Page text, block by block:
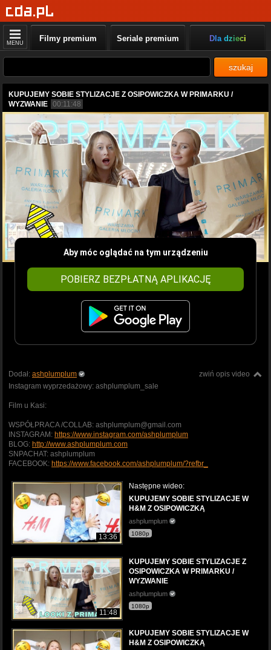
MENU Filmy premium Seriale premium Dla dzieci
szukaj
KUPUJEMY SOBIE STYLIZACJE Z OSIPOWICZKA W PRIMARKU /
WYZWANIE 00:11:48
Aby móc oglądać na tym urządzeniu
POBIERZ BEZPŁATNĄ APLIKACJĘ
zwiń opis video
Dodał: ashplumplum
Instagram wyprzedażowy: ashplumplum_sale
Film u Kasi:
WSPÓŁPRACA /COLLAB: ashplumplum@gmail.com
INSTAGRAM: https://www.instagram.com/ashplumplum
BLOG: http://www.ashplumplum.com
SNPACHAT: ashplumplum
FACEBOOK: https://www.facebook.com/ashplumplum/?refbr_
13:36
Następne wideo:
KUPUJEMY SOBIE STYLIZACJE W
H&M Z OSIPOWICZKĄ
ashplumplum
1080p
11:48
KUPUJEMY SOBIE STYLIZACJE Z
OSIPOWICZKA W PRIMARKU /
WYZWANIE
ashplumplum
1080p
KUPUJEMY SOBIE STYLIZACJE W
H&M Z OSIPOWICZKĄ